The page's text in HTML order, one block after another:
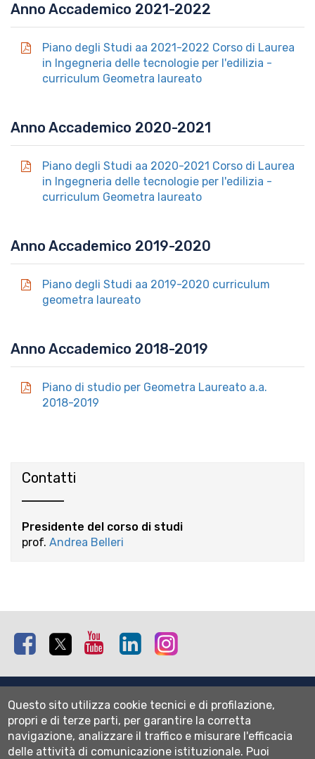
Anno Accademico 2021-2022
Piano degli Studi aa 2021-2022 Corso di Laurea
in Ingegneria delle tecnologie per l'edilizia -
curriculum Geometra laureato
Anno Accademico 2020-2021
Piano degli Studi aa 2020-2021 Corso di Laurea
in Ingegneria delle tecnologie per l'edilizia -
curriculum Geometra laureato
Anno Accademico 2019-2020
Piano degli Studi aa 2019-2020 curriculum
geometra laureato
Anno Accademico 2018-2019
Piano di studio per Geometra Laureato a.a.
2018-2019
Contatti
Presidente del corso di studi
prof. Andrea Belleri
Facebook Twitter Youtube Linkedin
Mappa del sito
Normativa cookie
Informativa privacy
Cookie settings
Questo sito utilizza cookie tecnici e di profilazione,
propri e di terze parti, per garantire la corretta
navigazione, analizzare il traffico e misurare l'efficacia
delle attività di comunicazione istituzionale. Puoi